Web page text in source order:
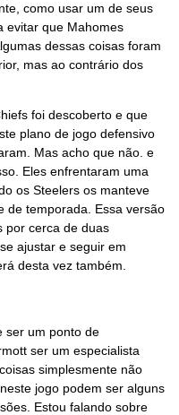
como usar um de seus
evitar que Mahomes
dessas coisas foram
mas ao contrário dos
foi descoberto e que
plano de jogo defensivo
Mas acho que não. e
Eles enfrentaram uma
os Steelers os manteve
de temporada. Essa versão
por cerca de duas
ajustar e seguir em
desta vez também.
ser um ponto de
ser um especialista
simplesmente não
jogo podem ser alguns
Estou falando sobre